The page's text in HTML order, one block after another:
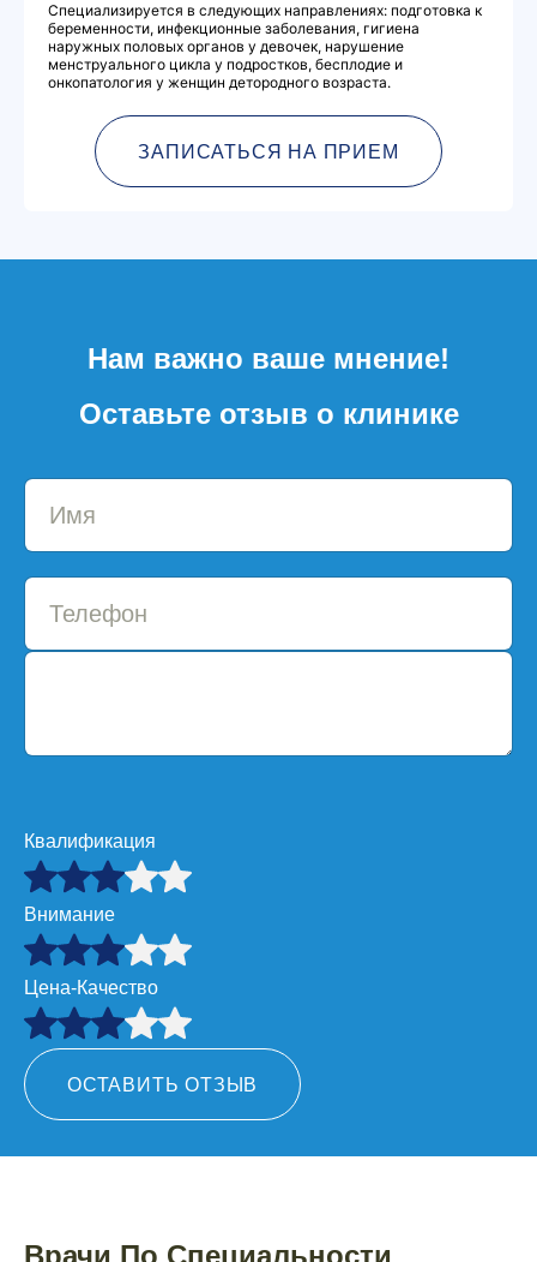
Специализируется в следующих направлениях: подготовка к
беременности, инфекционные заболевания, гигиена
наружных половых органов у девочек, нарушение
менструального цикла у подростков, бесплодие и
онкопатология у женщин детородного возраста.
ЗАПИСАТЬСЯ НА ПРИЕМ
Нам важно ваше мнение!
Оставьте отзыв о клинике
Квалификация
Внимание
Цена-Качество
ОСТАВИТЬ ОТЗЫВ
Врачи По Специальности